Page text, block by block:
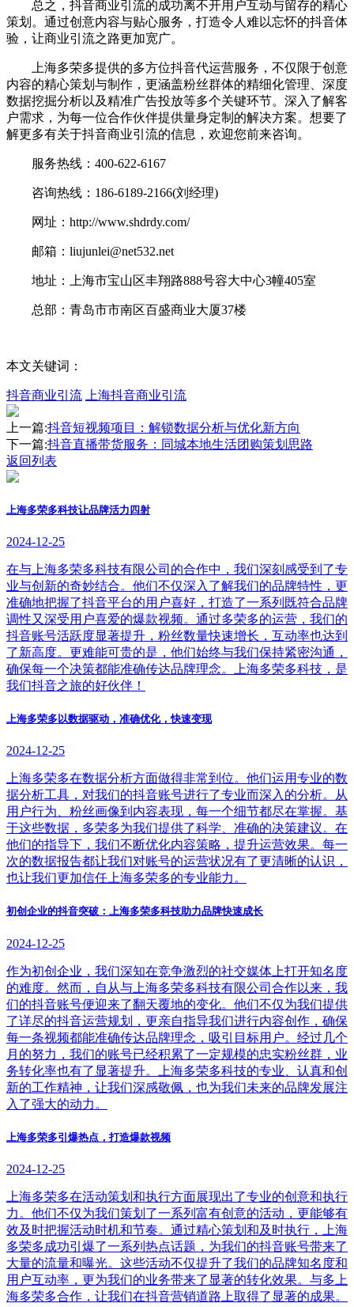
总之，抖音商业引流的成功离不开用户互动与留存的精心
策划。通过创意内容与贴心服务，打造令人难以忘怀的抖音体
验，让商业引流之路更加宽广。
上海多荣多提供的多方位抖音代运营服务，不仅限于创意
内容的精心策划与制作，更涵盖粉丝群体的精细化管理、深度
数据挖掘分析以及精准广告投放等多个关键环节。深入了解客
户需求，为每一位合作伙伴提供量身定制的解决方案。想要了
解更多有关于抖音商业引流的信息，欢迎您前来咨询。
服务热线：400-622-6167
咨询热线：186-6189-2166(刘经理)
网址：http://www.shdrdy.com/
邮箱：liujunlei@net532.net
地址：上海市宝山区丰翔路888号容大中心3幢405室
总部：青岛市市南区百盛商业大厦37楼
本文关键词：
抖音商业引流 上海抖音商业引流
上一篇:抖音短视频项目：解锁数据分析与优化新方向
下一篇:抖音直播带货服务：同城本地生活团购策划思路
返回列表
上海多荣多科技让品牌活力四射
2024-12-25
在与上海多荣多科技有限公司的合作中，我们深刻感受到了专
业与创新的奇妙结合。他们不仅深入了解我们的品牌特性，更
准确地把握了抖音平台的用户喜好，打造了一系列既符合品牌
调性又深受用户喜爱的爆款视频。通过多荣多的运营，我们的
抖音账号活跃度显著提升，粉丝数量快速增长，互动率也达到
了新高度。更难能可贵的是，他们始终与我们保持紧密沟通，
确保每一个决策都能准确传达品牌理念。上海多荣多科技，是
我们抖音之旅的好伙伴！
上海多荣多以数据驱动，准确优化，快速变现
2024-12-25
上海多荣多在数据分析方面做得非常到位。他们运用专业的数
据分析工具，对我们的抖音账号进行了专业而深入的分析。从
用户行为、粉丝画像到内容表现，每一个细节都尽在掌握。基
于这些数据，多荣多为我们提供了科学、准确的决策建议。在
他们的指导下，我们不断优化内容策略，提升运营效果。每一
次的数据报告都让我们对账号的运营状况有了更清晰的认识，
也让我们更加信任上海多荣多的专业能力。
初创企业的抖音突破：上海多荣多科技助力品牌快速成长
2024-12-25
作为初创企业，我们深知在竞争激烈的社交媒体上打开知名度
的难度。然而，自从与上海多荣多科技有限公司合作以来，我
们的抖音账号便迎来了翻天覆地的变化。他们不仅为我们提供
了详尽的抖音运营规划，更亲自指导我们进行内容创作，确保
每一条视频都能准确传达品牌理念，吸引目标用户。经过几个
月的努力，我们的账号已经积累了一定规模的忠实粉丝群，业
务转化率也有了显著提升。上海多荣多科技的专业、认真和创
新的工作精神，让我们深感敬佩，也为我们未来的品牌发展注
入了强大的动力。
上海多荣多引爆热点，打造爆款视频
2024-12-25
上海多荣多在活动策划和执行方面展现出了专业的创意和执行
力。他们不仅为我们策划了一系列富有创意的活动，更能够有
效及时把握活动时机和节奏。通过精心策划和及时执行，上海
多荣多成功引爆了一系列热点话题，为我们的抖音账号带来了
大量的流量和曝光。这些活动不仅提升了我们的品牌知名度和
用户互动率，更为我们的业务带来了显著的转化效果。与多上
海多荣多合作，让我们在抖音营销道路上取得了显著的成果。